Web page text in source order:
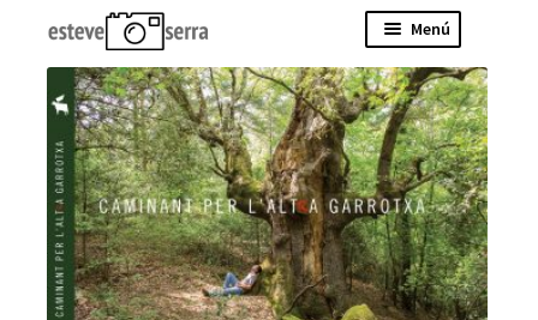
Menú
Tallers a Gitarriu
L’Altra Garrotxa
Travelportraits
Mobylette
L’Últim dia
Esteve
Contacte